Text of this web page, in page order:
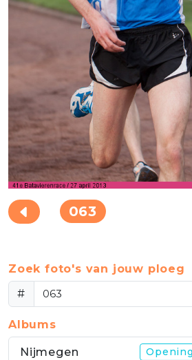
063
Zoek foto's van jouw ploeg
#
Albums
Nijmegen